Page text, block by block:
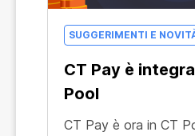
SUGGERIMENTI E
CT Pay è
Pool
CT Pay è ora in CT